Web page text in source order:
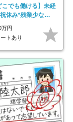
こでも働ける】未経
休み*残業少なめ*
あり
円
トあり